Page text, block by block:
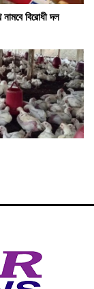
বিরোধী দল